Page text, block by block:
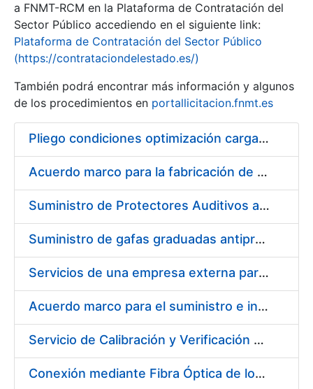
a FNMT-RCM en la Plataforma de Contratación del
Sector Público accediendo en el siguiente link:
Plataforma de Contratación del Sector Público
(https://contrataciondelestado.es/)
También podrá encontrar más información y algunos
de los procedimientos en portallicitacion.fnmt.es
Pliego condiciones optimización cargas compras firmado
Acuerdo marco para la fabricación de piezas
Suministro de Protectores Auditivos a medida para las personas trabajadoras de los Centros de Trabajo de Madrid y Burgos
Suministro de gafas graduadas antiproyecciones para los trabajadores de la FNMT-RCM en los centros de trabajo de Madrid y Burgos
Servicios de una empresa externa para el asesoramiento y resolución de los recursos de alzada que se presentan relacionados con procesos de selección para la FNMT-RCM
Acuerdo marco para el suministro e instalación de persianas, estores y otros complementos
Servicio de Calibración y Verificación Externa de los Equipos de Medición del Servicio de Prevención de la FNMT-RCM
Conexión mediante Fibra Óptica de los Centros de Proceso de Datos (CPDs) de las sedes de la FNMT-RCM de Burgos y Madrid